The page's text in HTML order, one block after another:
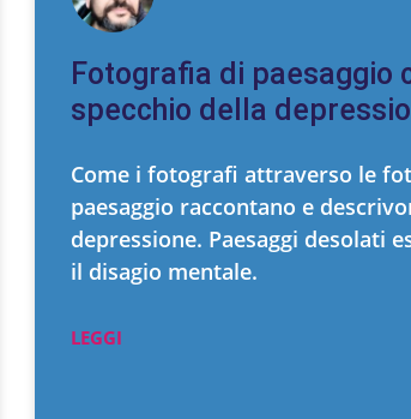
Fotografia di paesaggio
specchio della
Come i fotografi attraverso le
paesaggio raccontano e
depressione. Paesaggi desolati
il disagio mentale.
LEGGI